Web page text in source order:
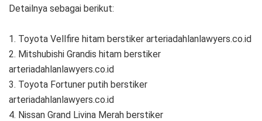
Detailnya sebagai berikut:
1. Toyota Vellfire hitam berstiker arteriadahlanlawyers.co.id
2. Mitshubishi Grandis hitam berstiker
arteriadahlanlawyers.co.id
3. Toyota Fortuner putih berstiker
arteriadahlanlawyers.co.id
4. Nissan Grand Livina Merah berstiker